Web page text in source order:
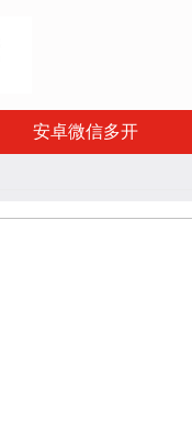
安卓微信多开